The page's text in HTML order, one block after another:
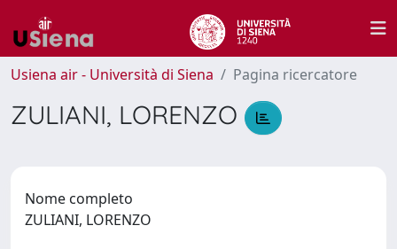
Usiena air - Università di Siena Pagina ricercatore
ZULIANI, LORENZO
Nome completo
ZULIANI, LORENZO